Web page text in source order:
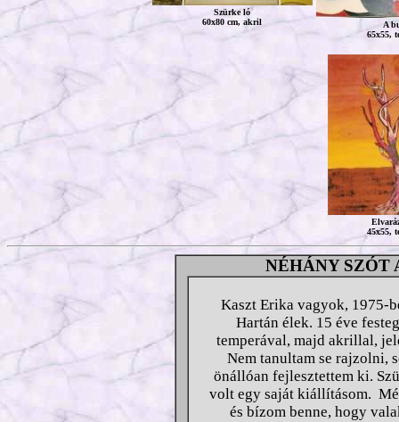
Szürke ló
60x80 cm, akril
A
65x55,
45x55,
NÉHÁNY SZÓT
Kaszt Erika vagyok, 1975-
Hartán élek. 15 éve
temperával, majd akrillal,
Nem tanultam se rajzolni,
önállóan fejlesztettem ki.
volt egy saját kiállításom.
és bízom benne, hogy